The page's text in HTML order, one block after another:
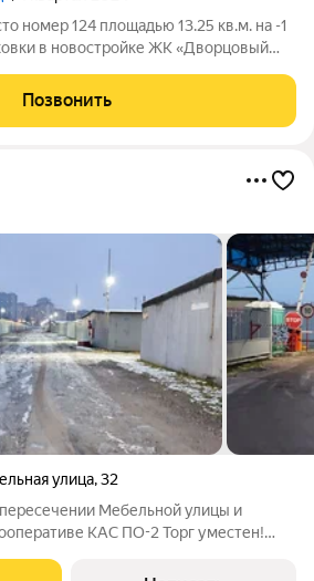
номер 124 площадью 13.25 кв.м. на -1
в новостройке ЖК «Дворцовый
Позвонить
улица,32
Мебельной улицы и
КАС ПО-2 Торг уместен!
- Местоположение: Рядом с ж/д